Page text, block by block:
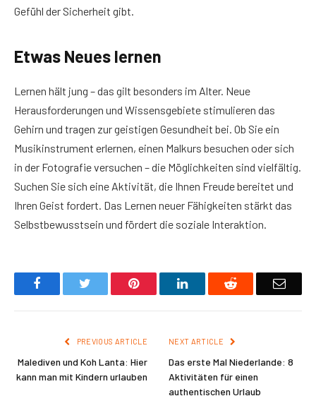
Gefühl der Sicherheit gibt.
Etwas Neues lernen
Lernen hält jung – das gilt besonders im Alter. Neue
Herausforderungen und Wissensgebiete stimulieren das
Gehirn und tragen zur geistigen Gesundheit bei. Ob Sie ein
Musikinstrument erlernen, einen Malkurs besuchen oder sich
in der Fotografie versuchen – die Möglichkeiten sind vielfältig.
Suchen Sie sich eine Aktivität, die Ihnen Freude bereitet und
Ihren Geist fordert. Das Lernen neuer Fähigkeiten stärkt das
Selbstbewusstsein und fördert die soziale Interaktion.
Facebook Pinterest LinkedIn Reddit Email
PREVIOUS ARTICLE
Malediven und Koh Lanta: Hier
kann man mit Kindern urlauben
NEXT ARTICLE
Das erste Mal Niederlande: 8
Aktivitäten für einen
authentischen Urlaub